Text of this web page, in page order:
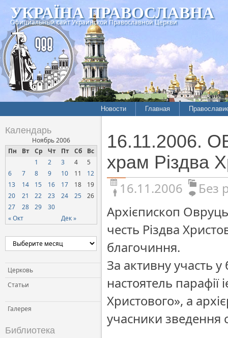
УКРАЇНА ПРАВОСЛАВНА
Официальный сайт Украинской Православной Церкви
Новости Главная
Календарь
Ноябрь 2006
Пн
Вт Ср Чт Пт Сб Вс
« Окт Дек »
1 2 3 4
5
6
7 8 9 10 11
12
13
14 15 16 17 18
19
20
21 22 23 24 25
26
27
28 29 30
Церковь
Статьи
Галерея
Библиотека
16.11.2006.
храм Різдва
16.11.2006
Без
Архієпископ
честь Різдва
благочиння.
За активну участь
настоятель
Христового», а
учасники зведення